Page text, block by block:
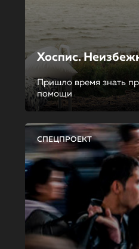
Хоспис.
Пришло время знать
помощи
СПЕЦПРОЕКТ